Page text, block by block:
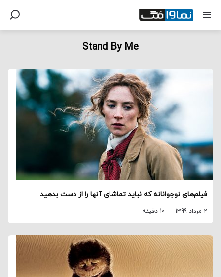
Stand By Me
فیلم‌های نوجوانانه که نباید تماشای آنها را از دست بدهید
2 مرداد 1399 10 دقیقه